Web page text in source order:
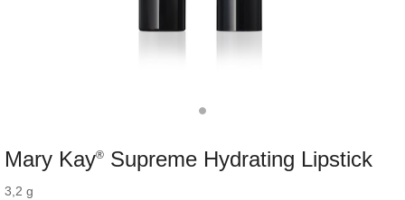
Mary Kay® Supreme Hydrating Lipstick
3,2 g